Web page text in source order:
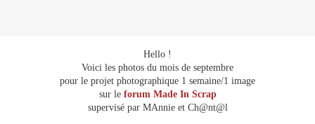
Hello !
Voici les photos du mois de septembre
pour le projet photographique 1 semaine/1 image
sur le forum Made In Scrap
supervisé par MAnnie et Ch@nt@l